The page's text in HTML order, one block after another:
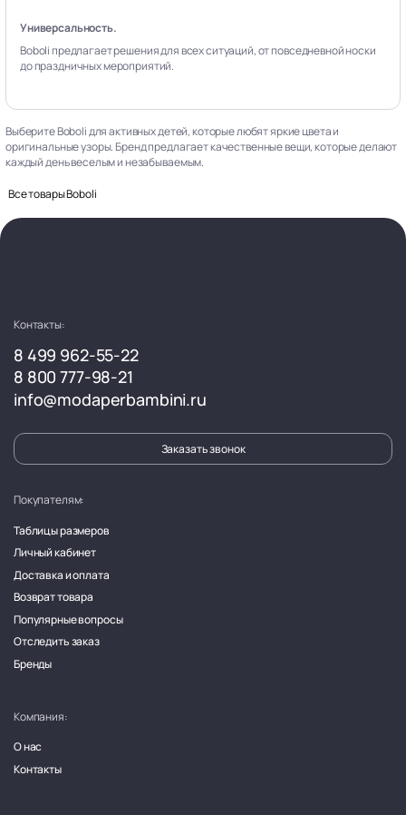
Универсальность.
Boboli предлагает решения для всех ситуаций, от повседневной носки
до праздничных мероприятий.
Выберите Boboli для активных детей, которые любят яркие цвета и
оригинальные узоры. Бренд предлагает качественные вещи, которые делают
каждый день веселым и незабываемым.
Все товары Boboli
Контакты:
8 499 962-55-22
8 800 777-98-21
info@modaperbambini.ru
Заказать звонок
Покупателям:
Таблицы размеров
Личный кабинет
Доставка и оплата
Возврат товара
Популярные вопросы
Отследить заказ
Бренды
Компания:
О нас
Контакты